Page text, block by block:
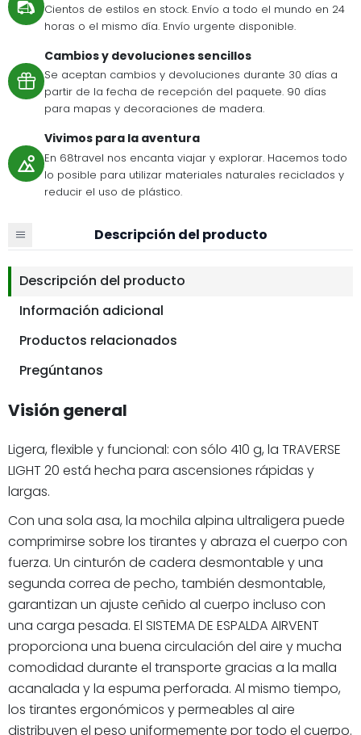
Cientos de estilos en stock. Envío a todo el mundo en 24
horas o el mismo día. Envío urgente disponible.
Cambios y devoluciones sencillos
Se aceptan cambios y devoluciones durante 30 días a
partir de la fecha de recepción del paquete. 90 días
para mapas y decoraciones de madera.
Vivimos para la aventura
En 68travel nos encanta viajar y explorar. Hacemos todo
lo posible para utilizar materiales naturales reciclados y
reducir el uso de plástico.
Descripción del producto
Descripción del producto
Información adicional
Productos relacionados
Pregúntanos
Visión general
Ligera, flexible y funcional: con sólo 410 g, la TRAVERSE
LIGHT 20 está hecha para ascensiones rápidas y
largas.
Con una sola asa, la mochila alpina ultraligera puede
comprimirse sobre los tirantes y abraza el cuerpo con
fuerza. Un cinturón de cadera desmontable y una
segunda correa de pecho, también desmontable,
garantizan un ajuste ceñido al cuerpo incluso con
una carga pesada. El SISTEMA DE ESPALDA AIRVENT
proporciona una buena circulación del aire y mucha
comodidad durante el transporte gracias a la malla
acanalada y la espuma perforada. Al mismo tiempo,
los tirantes ergonómicos y permeables al aire
distribuyen el peso uniformemente por todo el cuerpo.